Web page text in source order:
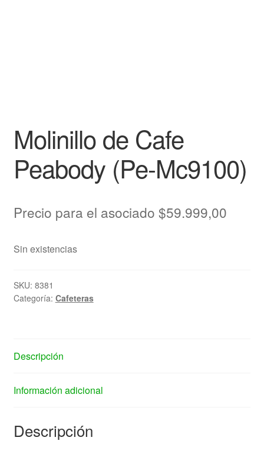
Molinillo de Cafe
Peabody (Pe-Mc9100)
Precio para el asociado $59.999,00
Sin existencias
SKU: 8381
Categoría: Cafeteras
Descripción
Información adicional
Descripción